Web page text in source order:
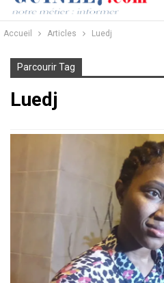
Accueil Articles Luedj
Parcourir Tag
Luedj